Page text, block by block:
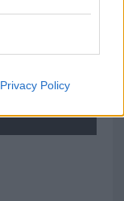
Privacy Policy